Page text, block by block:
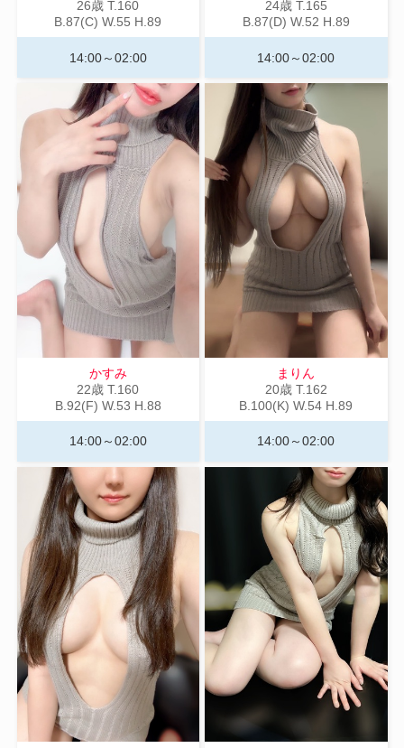
26歳 T.160
B .87(C)W.55 H .89
14:00～02:00
24歳 T.165
B.87(D) W.52 H .89
14:00～02:00
かすみ
22歳 T.160
B.92(F) W.53 H .88
14:00～02:00
まりん
20歳 T.162
B .100(K)W.54 H .89
14:00～02:00